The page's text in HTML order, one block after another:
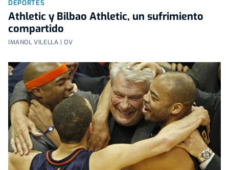
DEPORTES
Athletic y Bilbao Athletic, un sufrimiento
compartido
IMANOL VILELLA | OV